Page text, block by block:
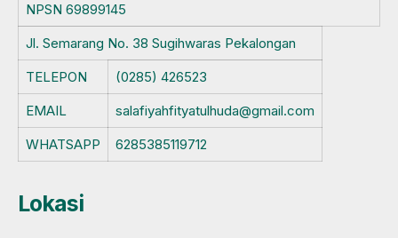
NPSN 69899145
Jl. Semarang No. 38 Sugihwaras Pekalongan
TELEPON
(0285) 426523
EMAIL
salafiyahfityatulhuda@gmail.com
WHATSAPP
6285385119712
Lokasi